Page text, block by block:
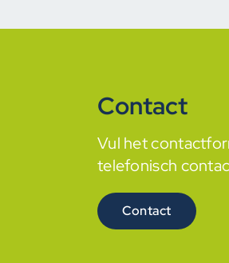
Contact
Vul het
telefonisch
Contact